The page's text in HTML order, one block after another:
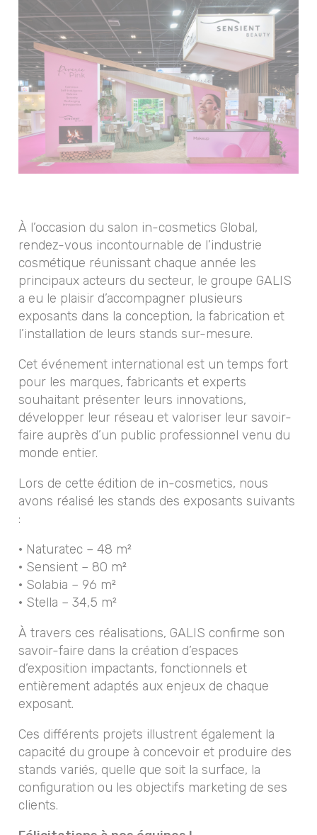
À l’occasion du salon in-cosmetics Global,
rendez-vous incontournable de l’industrie
cosmétique réunissant chaque année les
principaux acteurs du secteur, le groupe GALIS
a eu le plaisir d’accompagner plusieurs
exposants dans la conception, la fabrication et
l’installation de leurs stands sur-mesure.
Cet événement international est un temps fort
pour les marques, fabricants et experts
souhaitant présenter leurs innovations,
développer leur réseau et valoriser leur savoir-
faire auprès d’un public professionnel venu du
monde entier.
Lors de cette édition de in-cosmetics, nous
avons réalisé les stands des exposants suivants
:
· Naturatec – 48 m²
· Sensient – 80 m²
· Solabia – 96 m²
· Stella – 34,5 m²
À travers ces réalisations, GALIS confirme son
savoir-faire dans la création d’espaces
d’exposition impactants, fonctionnels et
entièrement adaptés aux enjeux de chaque
exposant.
Ces différents projets illustrent également la
capacité du groupe à concevoir et produire des
stands variés, quelle que soit la surface, la
configuration ou les objectifs marketing de ses
clients.